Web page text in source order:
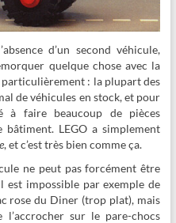
d’un second véhicule,
quelque chose avec la
particulièrement : la plupart des
de véhicules en stock, et pour
à faire beaucoup de pièces
bâtiment. LEGO a simplement
, et c’est très bien comme ça.
ne peut pas forcément être
impossible par exemple de
rose du Diner (trop plat), mais
l’accrocher sur le pare-chocs